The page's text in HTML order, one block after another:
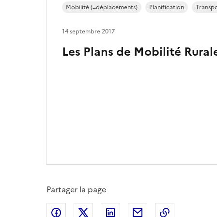
Les Plans de Mobilité
Mobilité (=déplacements) Planification
14 septembre 2017
Partager la page
Partager sur Facebook
Partager sur XPartager sur LinkedIn
Partager par email